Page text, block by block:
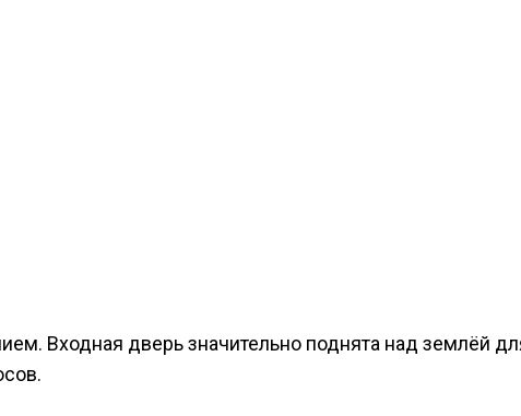
Входная дверь значительно поднята над землёй